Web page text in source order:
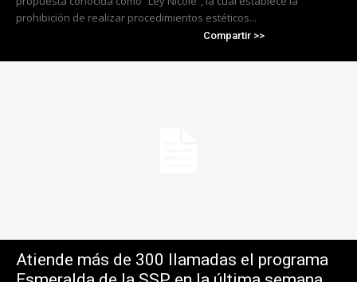
prohibición de realizar procedimientos estéticos...
Compartir >>
Atiende más de 300 llamadas el programa